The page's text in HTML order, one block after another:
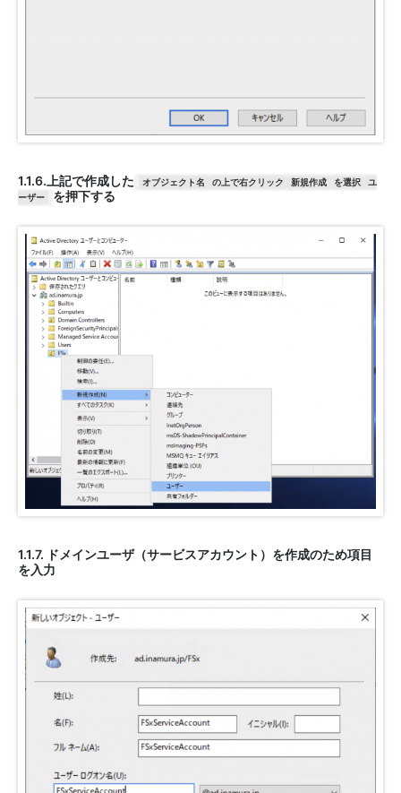
1.1.6.上記で作成した オブジェクト名 の上で右クリック 新規作成 を選択
ユ
ーザー
を押下する
1.1.7. ドメインユーザ（サービスアカウント）を作成のため項目
を入力